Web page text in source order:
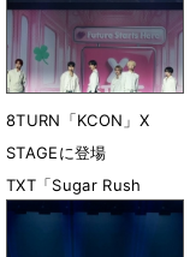
5月9日 17時00分
8TURN「KCON」X
STAGEに登場
TXT「Sugar Rush
Ride」をカバー